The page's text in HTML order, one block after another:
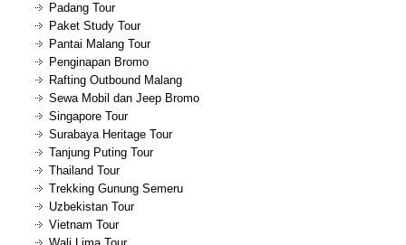
Padang Tour
Paket Study Tour
Pantai Malang Tour
Penginapan Bromo
Rafting Outbound Malang
Sewa Mobil dan Jeep Bromo
Singapore Tour
Surabaya Heritage Tour
Tanjung Puting Tour
Thailand Tour
Trekking Gunung Semeru
Uzbekistan Tour
Vietnam Tour